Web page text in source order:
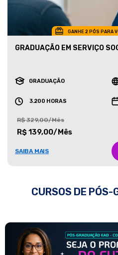
GANHE 2 PÓS PARA
GRADUAÇÃO EM SERVIÇO
GRADUAÇÃO
3.200 HORAS
R$ 329,00/Mês
R$ 139,00/Mês
SAIBA MAIS
CURSOS DE PÓS-